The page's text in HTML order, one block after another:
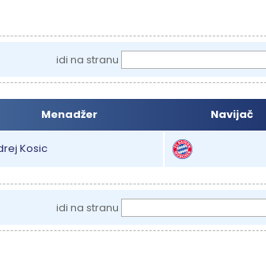
idi na stranu
Menadžer Navijač
Kosic
idi na stranu